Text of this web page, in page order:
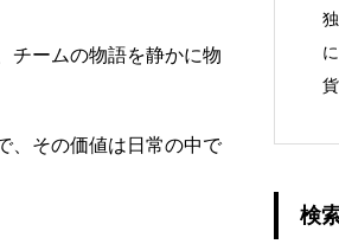
チームの物語を静かに物
、その価値は日常の中で
検